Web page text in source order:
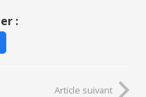
:
Article suivant